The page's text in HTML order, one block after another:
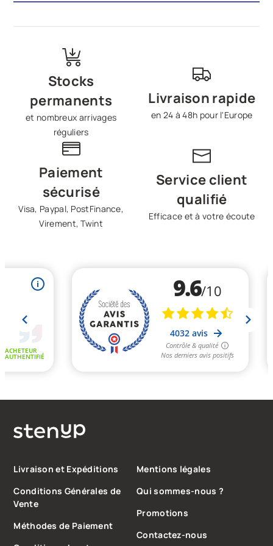
Stocks
permanents
et nombreux arrivages
réguliers
Livraison rapide
en 24 à 48h pour l'Europe
Paiement
sécurisé
Visa, Paypal, PostFinance,
Virement, Twint
Service client
qualifié
Efficace et à votre écoute
Livraison et Expéditions
Conditions Générales de
Vente
Méthodes de Paiement
Mentions légales
Qui sommes-nous ?
Promotions
Contactez-nous